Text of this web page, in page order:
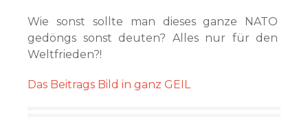
Wie sonst sollte man dieses ganze NATO
gedöngs sonst deuten? Alles nur für den
Weltfrieden?!
Das Beitrags Bild in ganz GEIL